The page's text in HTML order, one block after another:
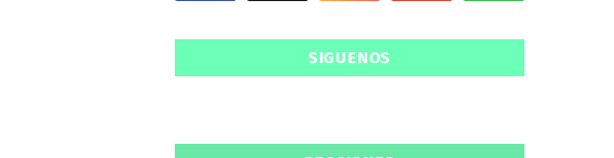
SIGUENOS